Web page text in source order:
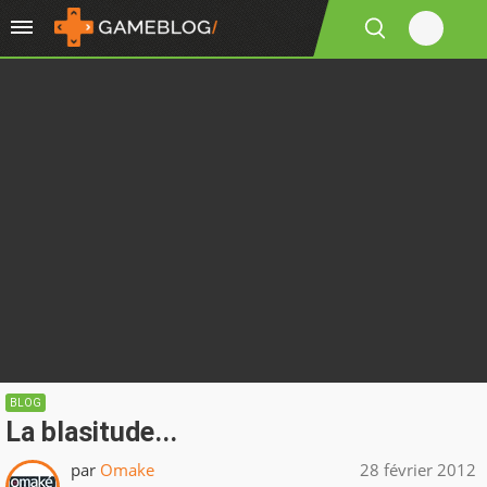
BLOG
La blasitude...
par Omake 28 février 2012